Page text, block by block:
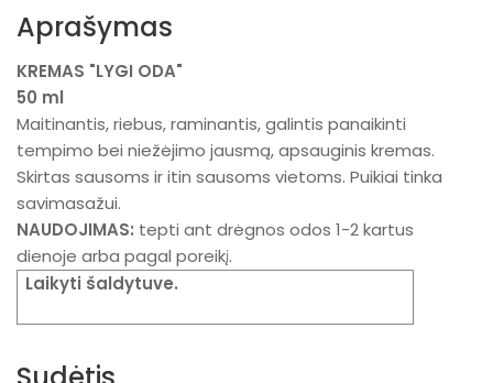
Aprašymas
KREMAS "LYGI ODA"
50 ml
Maitinantis, riebus, raminantis, galintis panaikinti
tempimo bei niežėjimo jausmą, apsauginis kremas.
Skirtas sausoms ir itin sausoms vietoms. Puikiai tinka
savimasažui.
NAUDOJIMAS: tepti ant drėgnos odos 1-2 kartus
dienoje arba pagal poreikį.
Laikyti šaldytuve.